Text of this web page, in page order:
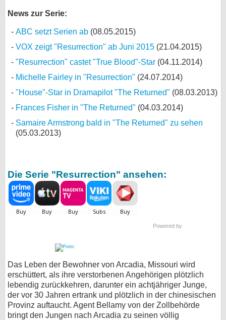
News zur Serie:
ABC setzt Serien ab (08.05.2015)
VOX zeigt "Resurrection" ab Juni 2015 (21.04.2015)
"Resurrection" castet "True Blood"-Star (04.11.2014)
Michelle Fairley in "Resurrection" (24.07.2014)
"House"-Star in Dramapilot "The Returned" (08.03.2013)
Frances Fisher in "The Returned" (04.03.2014)
Samaire Armstrong bald in "The Returned" zu sehen
(05.03.2013)
Die Serie "Resurrection" ansehen:
Powered by
Das Leben der Bewohner von Arcadia, Missouri wird
erschüttert, als ihre verstorbenen Angehörigen plötzlich
lebendig zurückkehren, darunter ein achtjähriger Junge,
der vor 30 Jahren ertrank und plötzlich in der chinesischen
Provinz auftaucht. Agent Bellamy von der Zollbehörde
bringt den Jungen nach Arcadia zu seinen völlig